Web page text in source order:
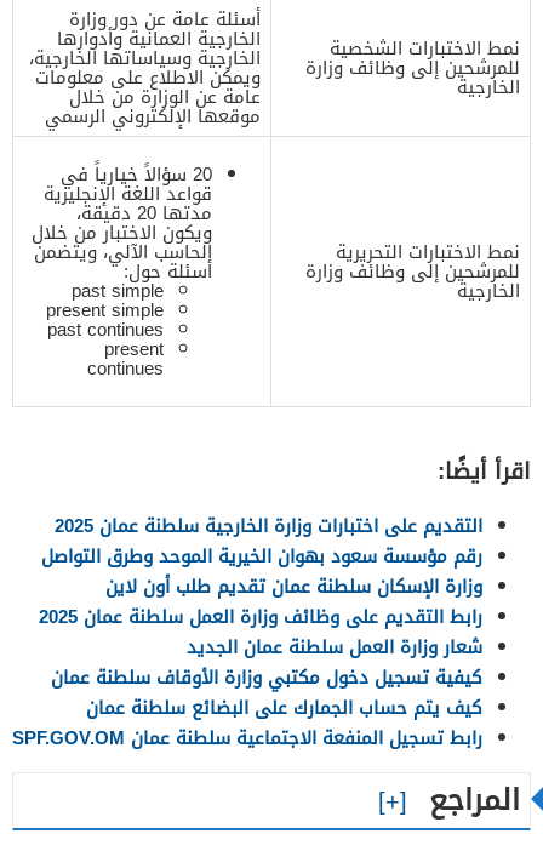
نمط الاختبارات الشخصية
للمرشحين إلى وظائف وزارة
الخارجية
أسئلة عامة عن دور وزارة
الخارجية العمانية وأدوارها
الخارجية وسياساتها الخارجية،
ويمكن الاطلاع على معلومات
عامة عن الوزارة من خلال
موقعها الإلكتروني الرسمي
نمط الاختبارات التحريرية
للمرشحين إلى وظائف وزارة
الخارجية
20 سؤالاً خيارياً في
قواعد اللغة الإنجليزية
مدتها 20 دقيقة،
ويكون الاختبار من خلال
الحاسب الآلي، ويتضمن
أسئلة حول:
past simple
present simple
past continues
present
continues
اقرأ أيضًا:
التقديم على اختبارات وزارة الخارجية سلطنة عمان 2025
رقم مؤسسة سعود بهوان الخيرية الموحد وطرق التواصل
وزارة الإسكان سلطنة عمان تقديم طلب أون لاين
رابط التقديم على وظائف وزارة العمل سلطنة عمان 2025
شعار وزارة العمل سلطنة عمان الجديد
كيفية تسجيل دخول مكتبي وزارة الأوقاف سلطنة عمان
كيف يتم حساب الجمارك على البضائع سلطنة عمان
رابط تسجيل المنفعة الاجتماعية سلطنة عمان SPF.GOV.OM
المراجع